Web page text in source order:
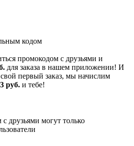
кодом
промокодом с друзьями и
для заказа в нашем приложении! И
первый заказ, мы начислим
3 руб. и тебе!
друзьями могут только